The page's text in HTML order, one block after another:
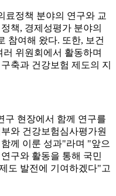
료정책 분야의 연구와 교
책, 경제성평가 분야의
참여해 왔다. 또한, 보건
위원회에서 활동하며
축과 건강보험 제도의 지
구 현장에서 함께 연구를
와 건강보험심사평가원
께 이룬 성과"라며 "앞으
구와 활동을 통해 국민
도 발전에 기여하겠다"고